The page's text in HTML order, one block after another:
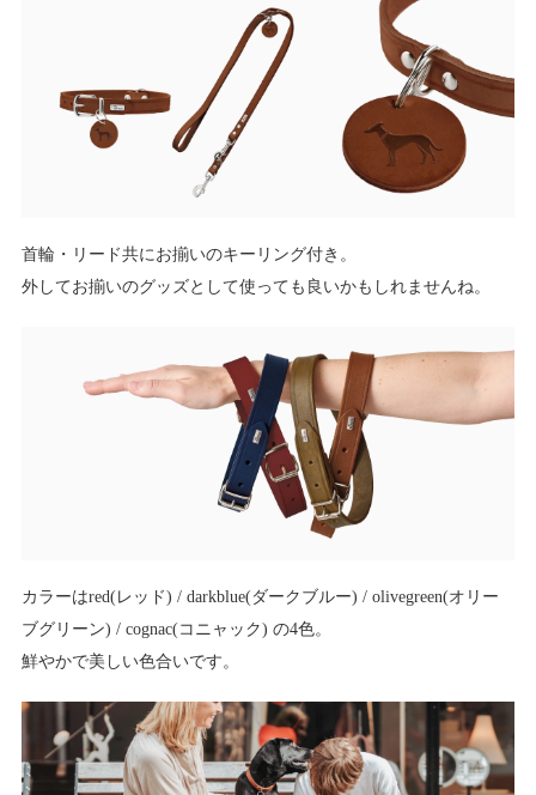
首輪・リード共にお揃いのキーリング付き。
外してお揃いのグッズとして使っても良いかもしれませんね。
カラーはred(レッド) / darkblue(ダークブルー) / olivegreen(オリー
ブグリーン) / cognac(コニャック) の4色。
鮮やかで美しい色合いです。